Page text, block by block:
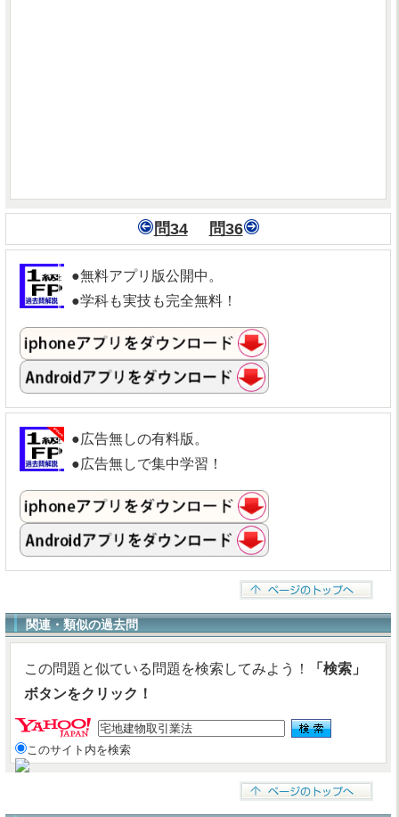
問34 問36
●無料アプリ版公開中。
●学科も実技も完全無料！
●広告無しの有料版。
●広告無しで集中学習！
関連・類似の過去問
この問題と似ている問題を検索してみよう！
「検索」
ボタンをクリック！
このサイト内を検索